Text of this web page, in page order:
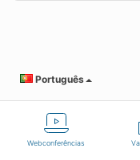
Webconferências
Português